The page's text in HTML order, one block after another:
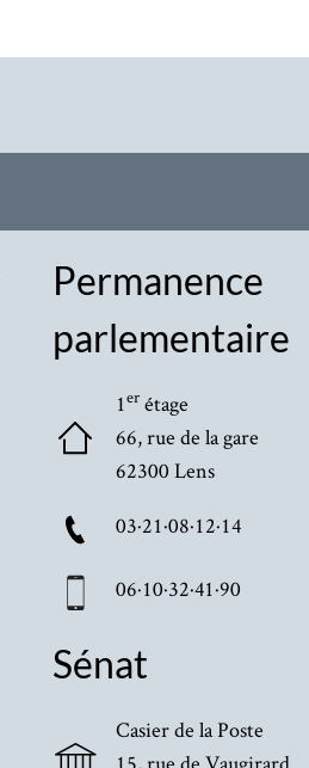
Permanence
parlementaire
1er étage
66, rue de la gare
62300 Lens
03·21·08·12·14
06·10·32·41·90
Sénat
Casier de la Poste